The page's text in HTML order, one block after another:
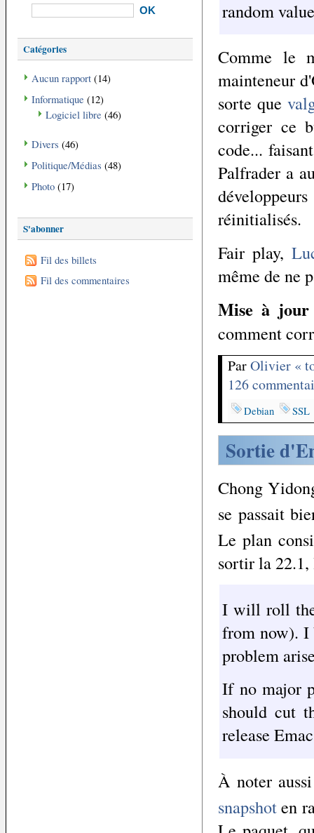
random
Comme le
mainteneur
sorte que
corriger ce
code...
Palfrader a
réinitialisés.
Fair play,
même de ne
Mise à jour
comment
ParOlivier «
126
Debian SSL
Sortie
Chong
se passait
Le plan
sortir la 22.1,
I will roll the
from now). I
problem
If no major
should cut
release
À noter
snapshoten
Catégories
Aucun rapport (14)
Informatique (12)
Logiciel libre (46)
Divers (46)
Politique/Médias (48)
Photo (17)
S'abonner
Fil des billets
Fil des commentaires